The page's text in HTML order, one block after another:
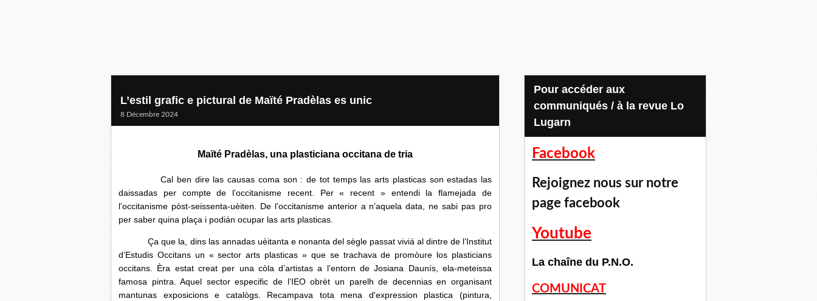
L’estil grafic e pictural de Maïté Pradèlas es unic
8 Décembre 2024
Maïté Pradèlas, una plasticiana occitana de tria
Cal ben dire las causas coma son : de tot temps las arts plasticas son estadas las
daissadas per compte de l’occitanisme recent. Per « recent » entendi la flamejada de
l’occitanisme pòst-seissenta-uèiten. De l’occitanisme anterior a n’aquela data, ne sabi pas pro
per saber quina plaça i podián ocupar las arts plasticas.
Ça que la, dins las annadas uèitanta e nonanta del sègle passat viviá al dintre de l’Institut
d’Estudis Occitans un « sector arts plasticas » que se trachava de promòure los plasticians
occitans. Èra estat creat per una còla d’artistas a l’entorn de Josiana Daunís, ela-meteissa
famosa pintra. Aquel sector especific de l’IEO obrèt un parelh de decennias en organisant
mantunas exposicions e catalògs. Recampava tota mena d'expression plastica (pintura,
Pour accéder aux
communiqués / à la revue Lo
Lugarn
Facebook
Rejoignez nous sur notre
page facebook
Youtube
La chaîne du P.N.O.
COMUNICAT